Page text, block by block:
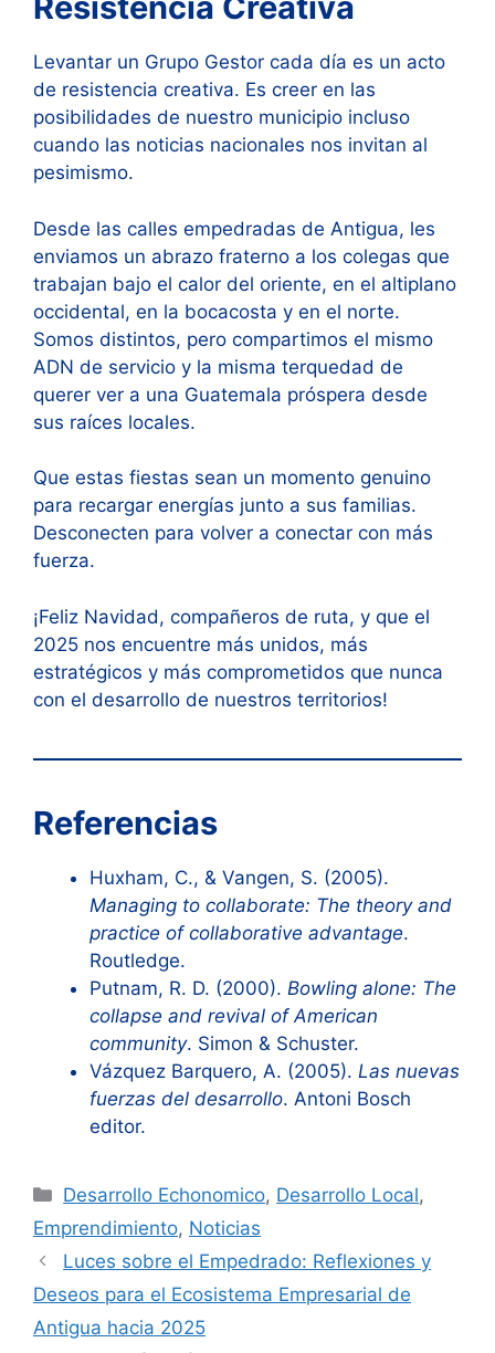
Levantar un Grupo Gestor cada día es un acto
de resistencia creativa. Es creer en las
posibilidades de nuestro municipio incluso
cuando las noticias nacionales nos invitan al
pesimismo.
Desde las calles empedradas de Antigua, les
enviamos un abrazo fraterno a los colegas que
trabajan bajo el calor del oriente, en el altiplano
occidental, en la bocacosta y en el norte.
Somos distintos, pero compartimos el mismo
ADN de servicio y la misma terquedad de
querer ver a una Guatemala próspera desde
sus raíces locales.
Que estas fiestas sean un momento genuino
para recargar energías junto a sus familias.
Desconecten para volver a conectar con más
fuerza.
¡Feliz Navidad, compañeros de ruta, y que el
2025 nos encuentre más unidos, más
estratégicos y más comprometidos que nunca
con el desarrollo de nuestros territorios!
Referencias
Huxham, C., & Vangen, S. (2005).
Managing to collaborate: The theory and
practice of collaborative advantage.
Routledge.
Putnam, R. D. (2000). Bowling alone: The
collapse and revival of American
community. Simon & Schuster.
Vázquez Barquero, A. (2005). Las nuevas
fuerzas del desarrollo. Antoni Bosch
editor.
Categorías
Desarrollo Echonomico, Desarrollo Local,
Emprendimiento, Noticias
Luces sobre el Empedrado: Reflexiones y
Deseos para el Ecosistema Empresarial de
Antigua hacia 2025